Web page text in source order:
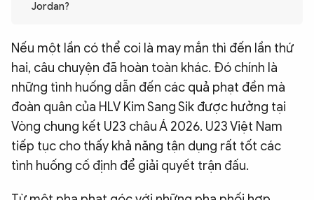
VĂN HÓA - THỂ THAO
BẠN ĐỌC & CAND
ĐA PHƯƠNG TIỆN
eMagazine
Podcast
Video Ảnh
Infographic
Jordan?
Nếu một lần có thể coi là may mắn thì đến lần thứ
hai, câu chuyện đã hoàn toàn khác. Đó chính là
những tình huống dẫn đến các quả phạt đền mà
đoàn quân của HLV Kim Sang Sik được hưởng tại
Vòng chung kết U23 châu Á 2026. U23 Việt Nam
tiếp tục cho thấy khả năng tận dụng rất tốt các
tình huống cố định để giải quyết trận đấu.